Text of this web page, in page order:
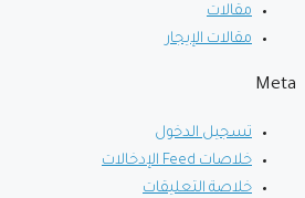
مقالات
مقالات الإيجار
Meta
تسجيل الدخول
خلاصات Feed الإدخالات
خلاصة التعليقات